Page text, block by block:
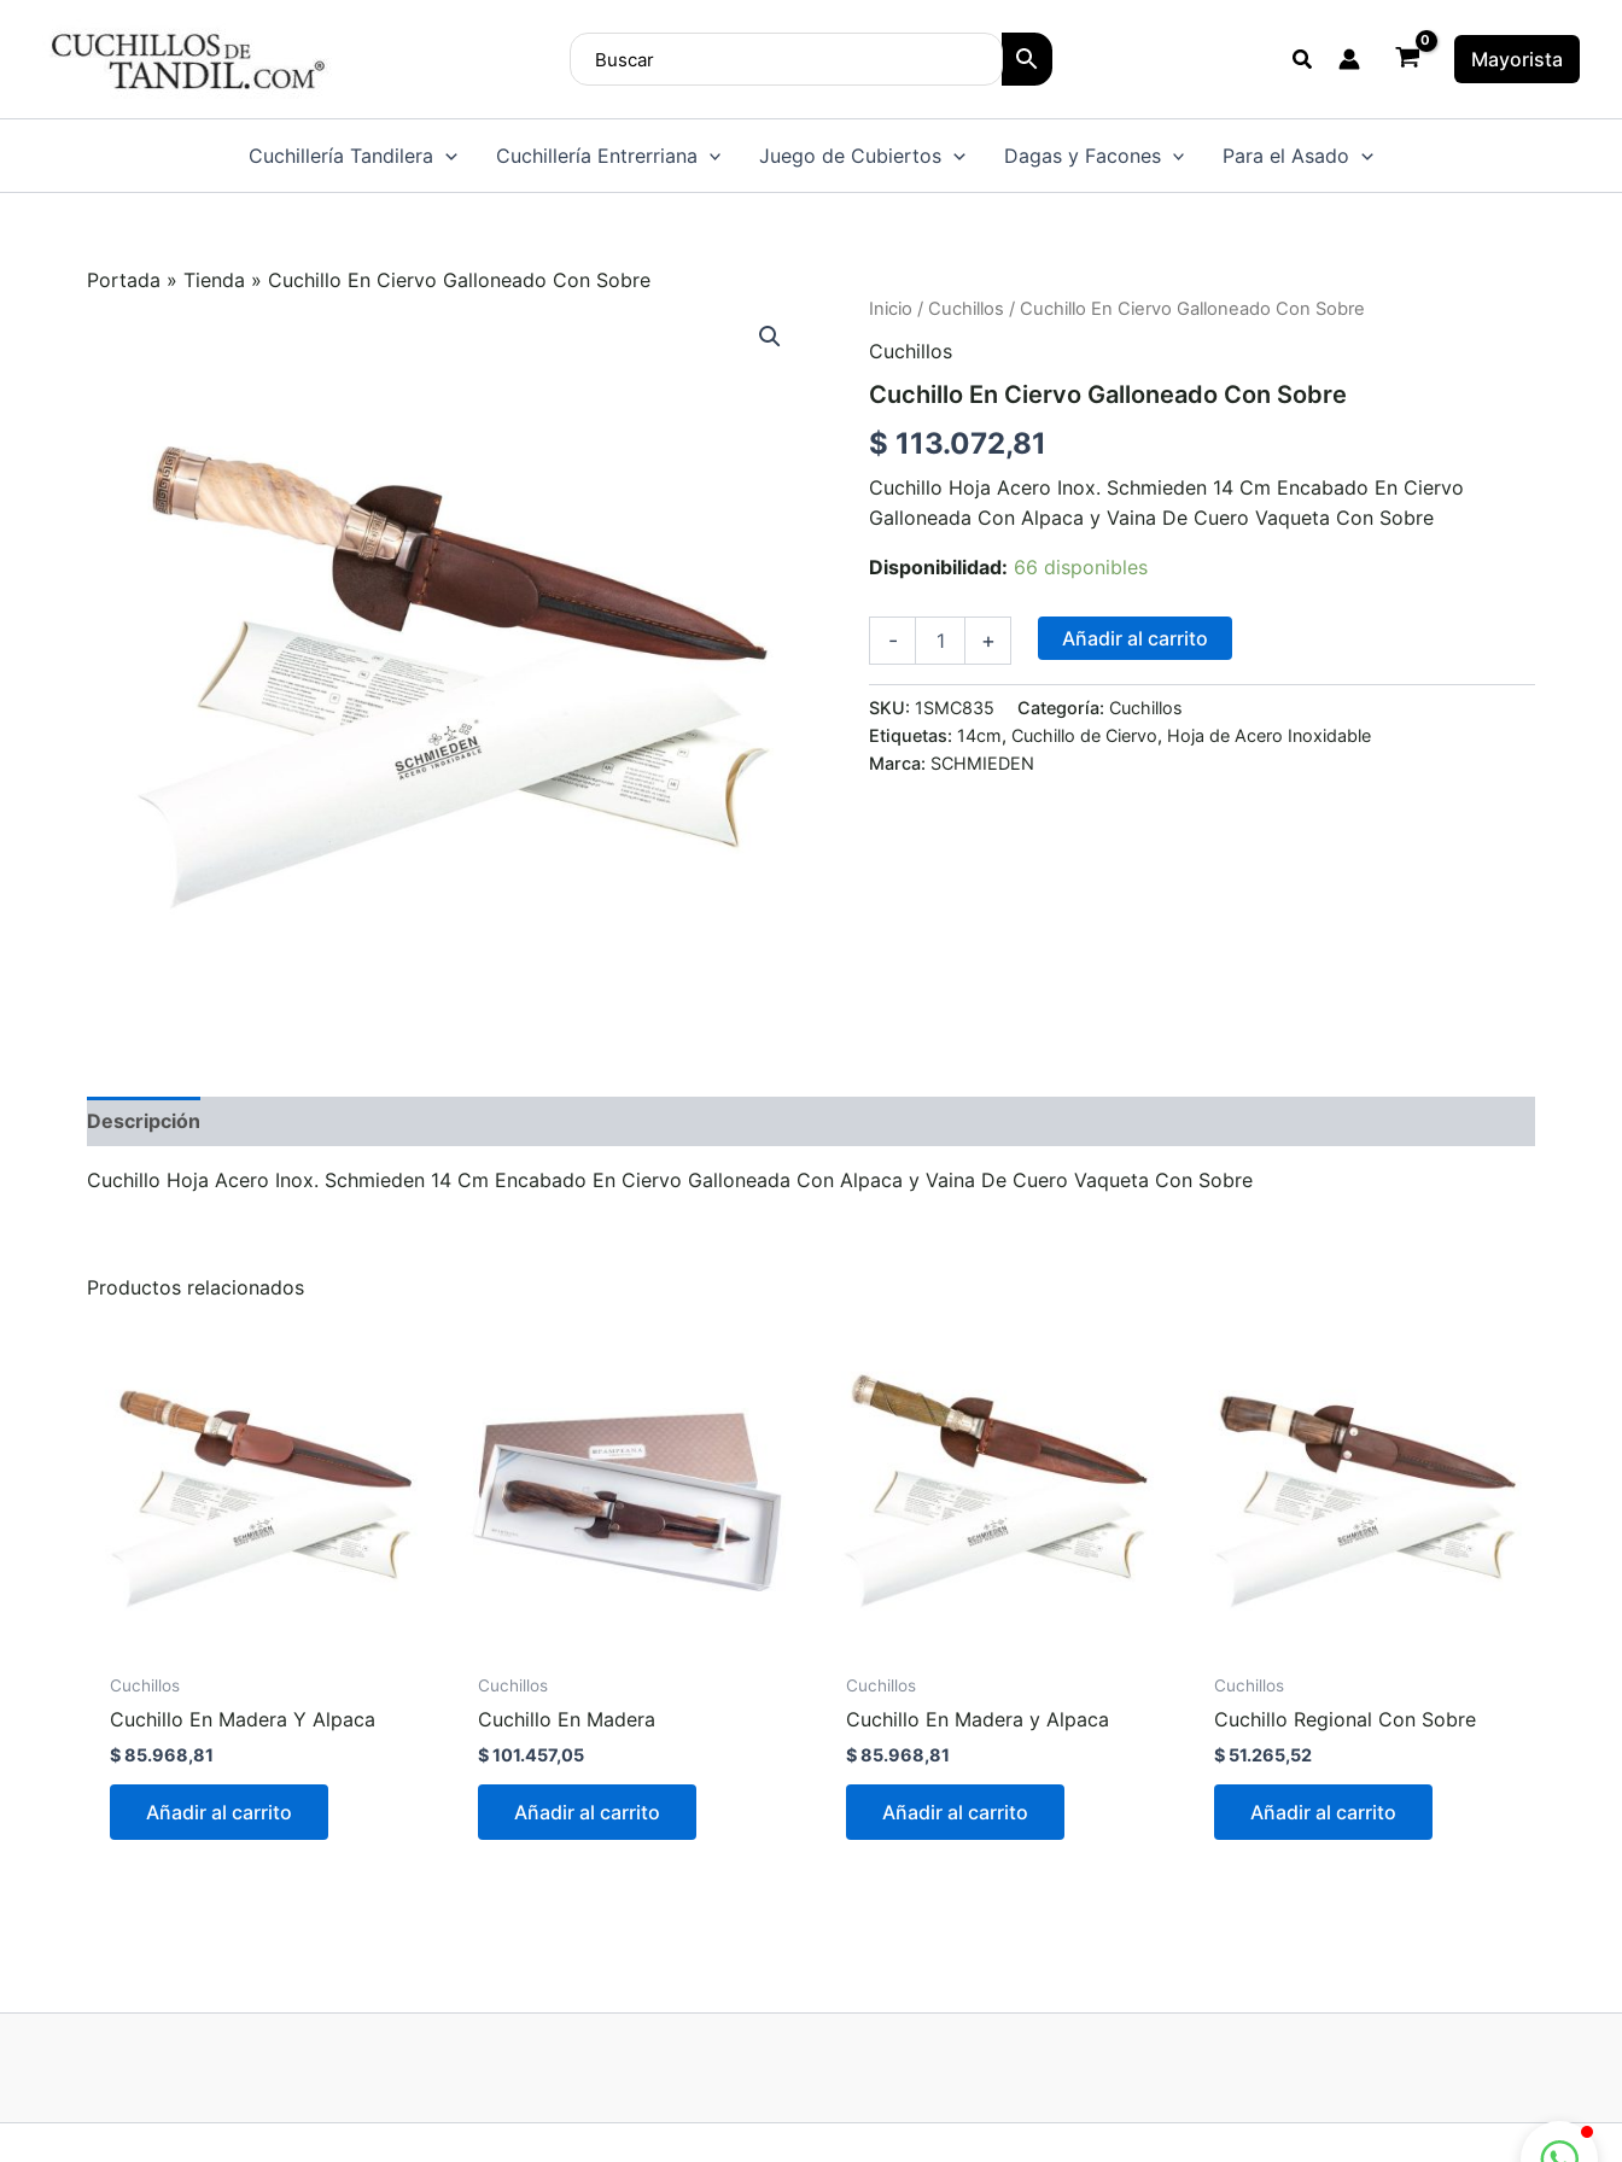
Buscar Mayorista
Cuchillería Tandilera Cuchillería Entrerriana Juego de Cubiertos Dagas y Facones Para el Asado
Portada » Tienda » Cuchillo En Ciervo Galloneado Con Sobre
Inicio / Cuchillos / Cuchillo En Ciervo Galloneado Con Sobre
Cuchillos
Cuchillo En Ciervo Galloneado Con Sobre
$ 113.072,81
Cuchillo Hoja Acero Inox. Schmieden 14 Cm Encabado En Ciervo
Galloneada Con Alpaca y Vaina De Cuero Vaqueta Con Sobre
Disponibilidad: 66 disponibles
-
Cuchillo
Ciervo
Con
Sobre
cantidad
+ Añadir al carrito
SKU: 1SMC835 Categoría: Cuchillos
Etiquetas: 14cm, Cuchillo de Ciervo, Hoja de Acero Inoxidable
Marca: SCHMIEDEN
Descripción
Cuchillo Hoja Acero Inox. Schmieden 14 Cm Encabado En Ciervo Galloneada Con Alpaca y Vaina De Cuero Vaqueta Con Sobre
Productos relacionados
Cuchillos
Cuchillo En Madera Y Alpaca
$85.968,81
Añadir al carrito
Cuchillos
Cuchillo En Madera
$101.457,05
Añadir al carrito
Cuchillos
Cuchillo En Madera y Alpaca
$85.968,81
Añadir al carrito
Cuchillos
Cuchillo Regional Con Sobre
$ 51.265,52
Añadir al carrito